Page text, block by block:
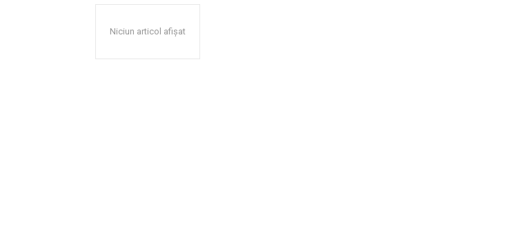
Niciun articol afișat